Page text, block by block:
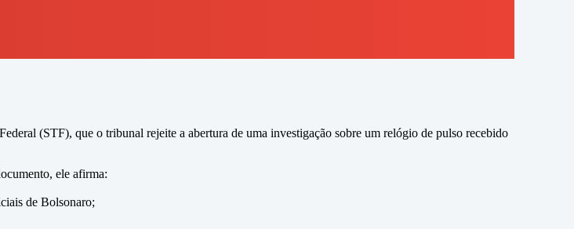
(STF), que o tribunal rejeite a abertura de uma investigação sobre um relógio de pulso recebido
ele afirma:
de Bolsonaro;